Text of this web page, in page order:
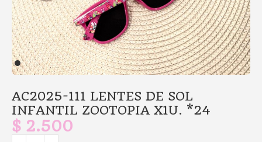
AC2025-111 LENTES DE SOL
INFANTIL ZOOTOPIA X1U. *24
$ 2.500